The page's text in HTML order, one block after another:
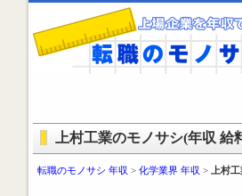
上村工業のモノサシ(年収 給
転職のモノサシ 年収 > 化学業界 年収 > 上村